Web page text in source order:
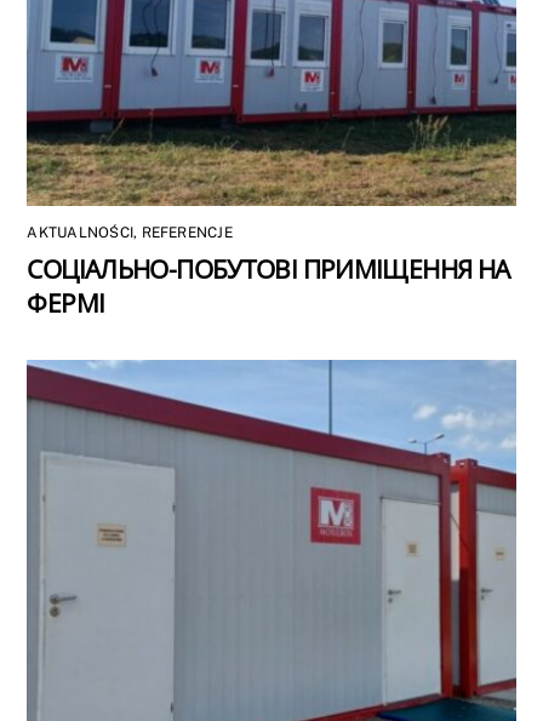
AKTUALNOŚCI, REFERENCJE
СОЦІАЛЬНО-ПОБУТОВІ ПРИМІЩЕННЯ НА
ФЕРМІ